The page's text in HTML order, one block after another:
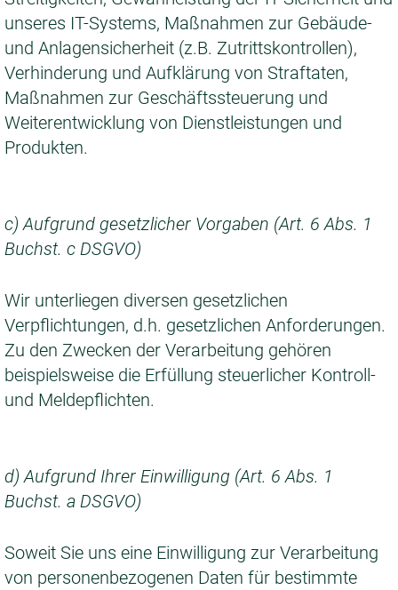
unseres IT-Systems, Maßnahmen zur Gebäude-
und Anlagensicherheit (z.B. Zutrittskontrollen),
Verhinderung und Aufklärung von Straftaten,
Maßnahmen zur Geschäftssteuerung und
Weiterentwicklung von Dienstleistungen und
Produkten.
c) Aufgrund gesetzlicher Vorgaben (Art. 6 Abs. 1
Buchst. c DSGVO)
Wir unterliegen diversen gesetzlichen
Verpflichtungen, d.h. gesetzlichen Anforderungen.
Zu den Zwecken der Verarbeitung gehören
beispielsweise die Erfüllung steuerlicher Kontroll-
und Meldepflichten.
d) Aufgrund Ihrer Einwilligung (Art. 6 Abs. 1
Buchst. a DSGVO)
Soweit Sie uns eine Einwilligung zur Verarbeitung
von personenbezogenen Daten für bestimmte